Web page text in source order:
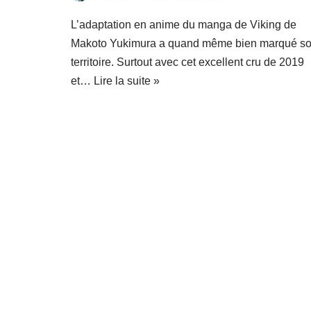
L’adaptation en anime du manga de Viking de
Makoto Yukimura a quand même bien marqué
territoire. Surtout avec cet excellent cru de 2019
et… Lire la suite »